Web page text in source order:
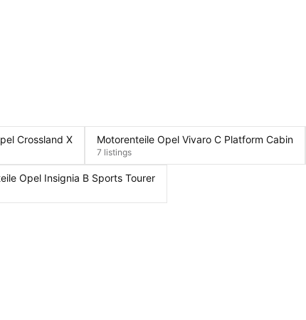
Crossland X Motorenteile Opel Vivaro C Platform Cabin
7 listings
Opel Insignia B Sports Tourer